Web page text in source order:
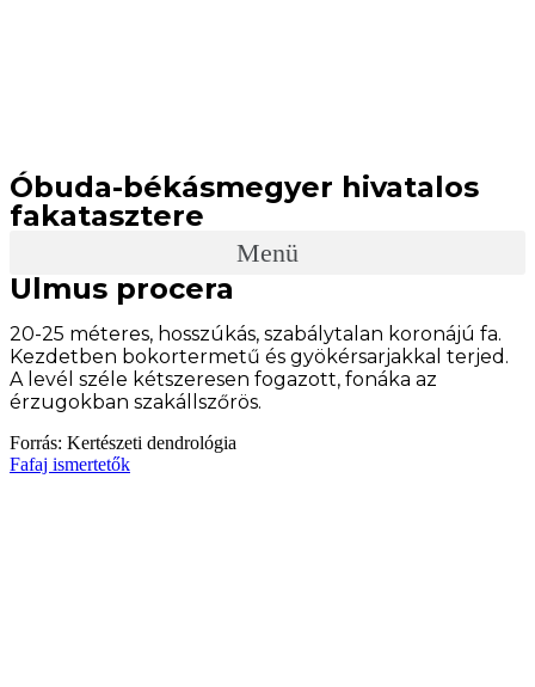
Óbuda-békásmegyer hivatalos
fakatasztere
Menü
Ulmus procera
20-25 méteres, hosszúkás, szabálytalan koronájú fa.
Kezdetben bokortermetű és gyökérsarjakkal terjed.
A levél széle kétszeresen fogazott, fonáka az
érzugokban szakállszőrös.
Forrás: Kertészeti dendrológia
Fafaj ismertetők